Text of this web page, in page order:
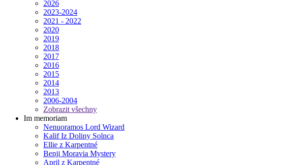
2026
2023-2024
2021 - 2022
2020
2019
2018
2017
2016
2015
2014
2013
2006-2004
Zobrazit všechny
Im memoriam
Nenuoramos Lord Wizard
Kalif Iz Doliny Solnca
Ellie z Karpentné
Benji Moravia Mystery
April z Karpentné